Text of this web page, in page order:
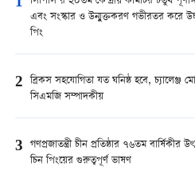
এবং সংস্কার ও উন্মুক্তকরণ গভীরতর করে
পিং
2 ব্রিকস সহযোগিতা যত ঘনিষ্ঠ হবে, চ্যালেঞ্জ
সিএমজি সম্পাদকীয়
3 গণপ্রজাতন্ত্রী চীন প্রতিষ্ঠার ৭৬তম
চিন পিংয়ের গুরুত্বপূর্ণ ভাষণ